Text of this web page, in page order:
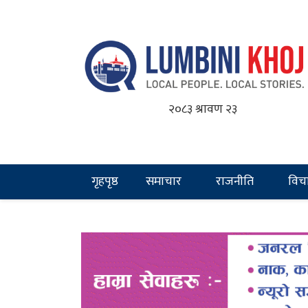
२०८३ श्रावण २३
गृहपृष्ठ समाचार राजनीति